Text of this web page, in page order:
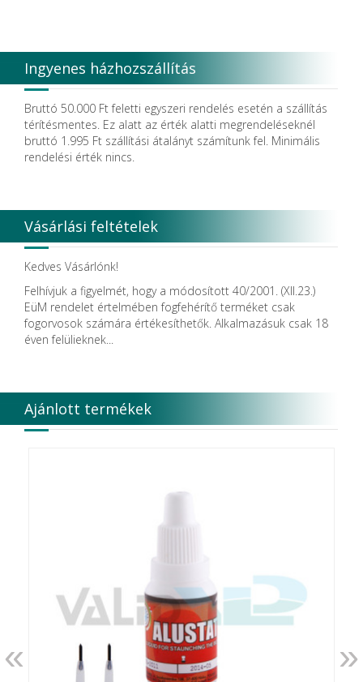
Degradable Solutions AG
DELTA RT.
Dendia GmbH
DenMat Holdings, LLC
Dental Film srl.
Dental Pacific
Dentis
Dentsply Sirona
Detax
DFS
DIADENT
DIRECTA AB
Discus Dental PHILIPS
DISPOTECH S.r.l.
DKL
DUX
Edelweiss Dentistry Products GmbH
Edenta
Essity Higiene and Health AB
FERROKEMIA
FERTISOL
FKG Dentaire
G.Hartzell & Son
Ingyenes házhozszállítás
Bruttó 50.000 Ft feletti egyszeri rendelés esetén a szállítás
térítésmentes. Ez alatt az érték alatti megrendeléseknél
bruttó 1.995 Ft szállítási átalányt számítunk fel. Minimális
rendelési érték nincs.
Vásárlási feltételek
Kedves Vásárlónk!
Felhívjuk a figyelmét, hogy a módosított 40/2001. (XII.23.)
EüM rendelet értelmében fogfehérítő terméket csak
fogorvosok számára értékesíthetők. Alkalmazásuk csak 18
éven felülieknek...
Ajánlott termékek
« »